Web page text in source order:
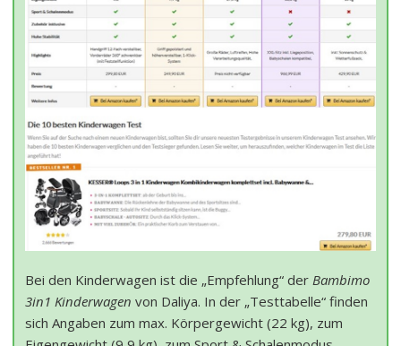
Bei den Kinderwagen ist die „Empfehlung“ der Bambimo
3in1 Kinderwagen von Daliya. In der „Testtabelle“ finden
sich Angaben zum max. Körpergewicht (22 kg), zum